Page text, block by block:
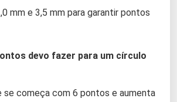
mm e 3,5 mm para garantir pontos
devo fazer para um círculo
se começa com 6 pontos e aumenta